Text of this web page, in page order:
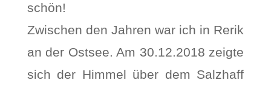
schön!
Zwischen den Jahren war ich in Rerik
an der Ostsee. Am 30.12.2018 zeigte
sich der Himmel über dem Salzhaff